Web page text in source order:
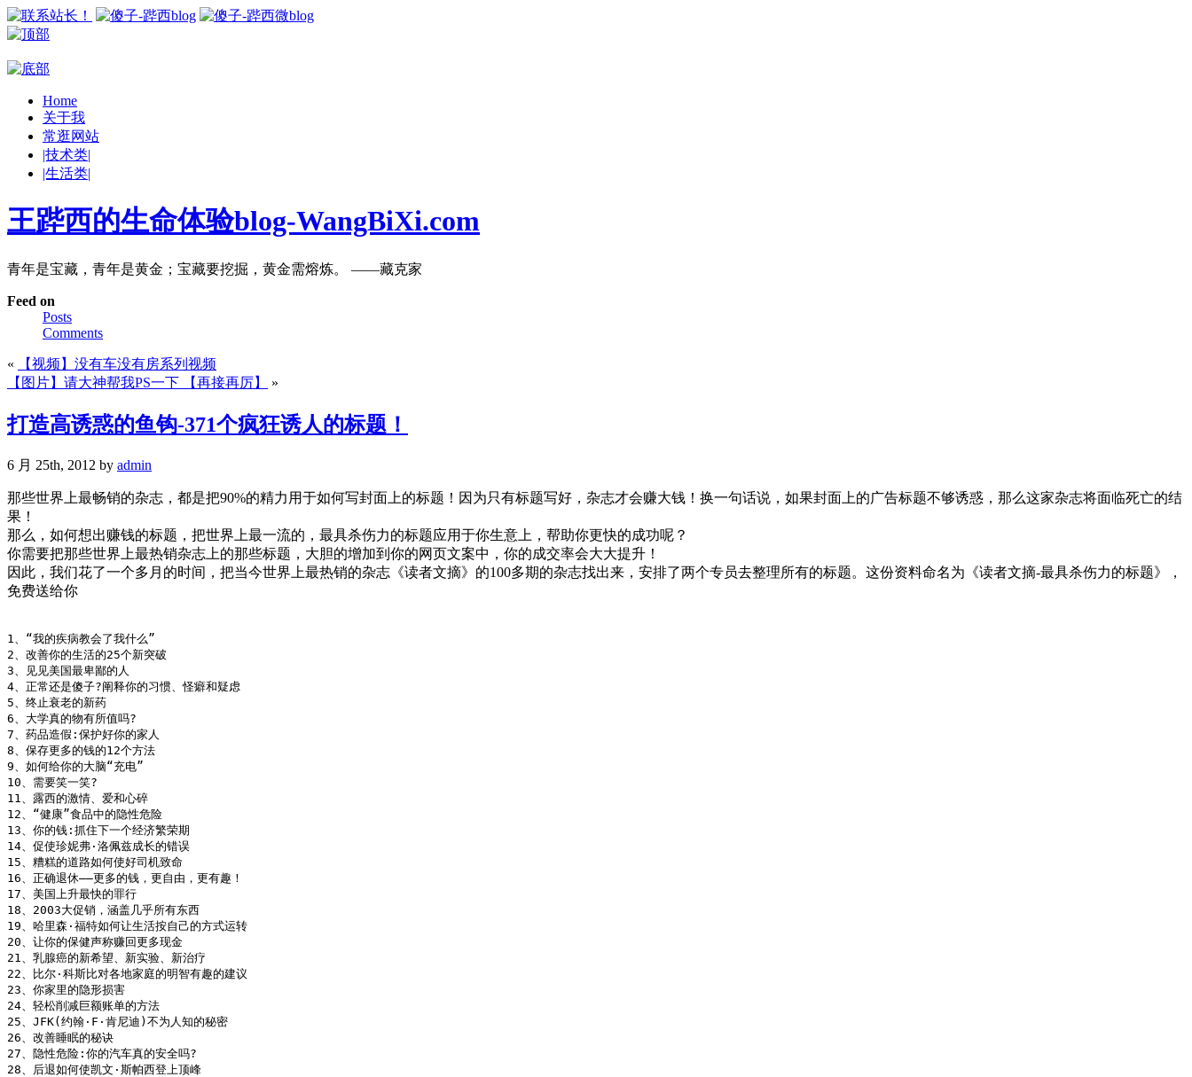
Home
关于我
常逛网站
|技术类|
|生活类|
王跸西的生命体验blog-WangBiXi.com
青年是宝藏，青年是黄金；宝藏要挖掘，黄金需熔炼。 ——藏克家
Feed on
Posts
Comments
«
【视频】没有车没有房系列视频
【图片】请大神帮我PS一下 【再接再厉】
»
打造高诱惑的鱼钩-371个疯狂诱人的标题！
6 月 25th, 2012 by admin
那些世界上最畅销的杂志，都是把90%的精力用于如何写封面上的标题！因为只有标题写好，杂志才会赚大钱！换一句话说，如果封面上的广告标题不够诱惑，那么这家杂志将面临死亡的结
果！
那么，如何想出赚钱的标题，把世界上最一流的，最具杀伤力的标题应用于你生意上，帮助你更快的成功呢？
你需要把那些世界上最热销杂志上的那些标题，大胆的增加到你的网页文案中，你的成交率会大大提升！
因此，我们花了一个多月的时间，把当今世界上最热销的杂志《读者文摘》的100多期的杂志找出来，安排了两个专员去整理所有的标题。这份资料命名为《读者文摘-最具杀伤力的标题》，
免费送给你
1、“我的疾病教会了我什么”
2、改善你的生活的25个新突破
3、见见美国最卑鄙的人
4、正常还是傻子?阐释你的习惯、怪癖和疑虑
5、终止衰老的新药
6、大学真的物有所值吗?
7、药品造假:保护好你的家人
8、保存更多的钱的12个方法
9、如何给你的大脑“充电”
10、需要笑一笑?
11、露西的激情、爱和心碎
12、“健康”食品中的隐性危险
13、你的钱:抓住下一个经济繁荣期
14、促使珍妮弗·洛佩兹成长的错误
15、糟糕的道路如何使好司机致命
16、正确退休——更多的钱，更自由，更有趣！
17、美国上升最快的罪行
18、2003大促销，涵盖几乎所有东西
19、哈里森·福特如何让生活按自己的方式运转
20、让你的保健声称赚回更多现金
21、乳腺癌的新希望、新实验、新治疗
22、比尔·科斯比对各地家庭的明智有趣的建议
23、你家里的隐形损害
24、轻松削减巨额账单的方法
25、JFK(约翰·F·肯尼迪)不为人知的秘密
26、改善睡眠的秘诀
27、隐性危险:你的汽车真的安全吗?
28、后退如何使凯文·斯帕西登上顶峰